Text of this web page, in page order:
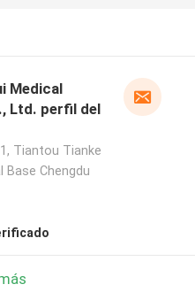
Medical
Ltd. perfil del
Tiantou Tianke
Base Chengdu